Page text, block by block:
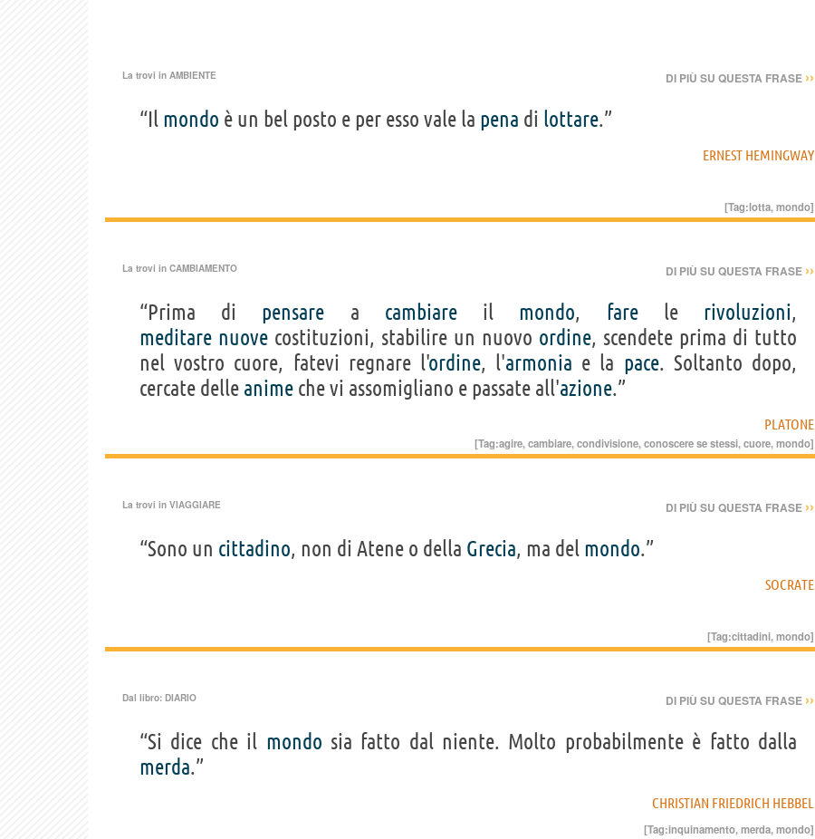
La trovi in AMBIENTE DI PIÙ SU QUESTA FRASE ››
“Il mondo è un bel posto e per esso vale la pena di lottare.”
ERNEST HEMINGWAY
[Tag:lotta,mondo]
La trovi in CAMBIAMENTO DI PIÙ SU QUESTA FRASE ››
“Prima di pensare a cambiareil mondo, farele rivoluzioni,
meditare nuove costituzioni, stabilire un nuovo ordine, scendete prima di tutto
nel vostro cuore, fatevi regnare l'ordine, l'armonia e la pace. Soltanto dopo,
cercate delle anime che vi assomigliano e passate all'azione.”
PLATONE
[Tag:agire,cambiare,condivisione,conoscere se stessi,cuore,mondo]
La trovi in VIAGGIARE DI PIÙ SU QUESTA FRASE ››
“Sono un cittadino, non di Atene o della Grecia, ma del mondo.”
SOCRATE
[Tag:cittadini,mondo]
Dal libro: DIARIO DI PIÙ SU QUESTA FRASE ››
“Si dice che il mondo sia fatto dal niente. Molto probabilmente è fatto dalla
merda.”
CHRISTIAN FRIEDRICH HEBBEL
[Tag:inquinamento,merda,mondo]